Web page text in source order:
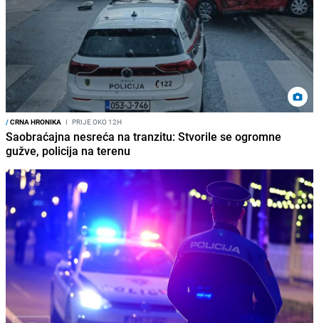
/CRNA HRONIKA I PRIJE OKO 12H
Saobraćajna nesreća na tranzitu: Stvorile se ogromne
gužve, policija na terenu